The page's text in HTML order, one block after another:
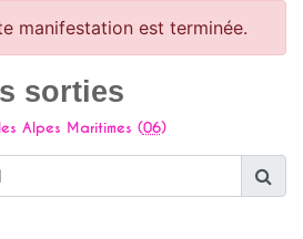
manifestation est terminée.
sorties
les Alpes Maritimes (06)